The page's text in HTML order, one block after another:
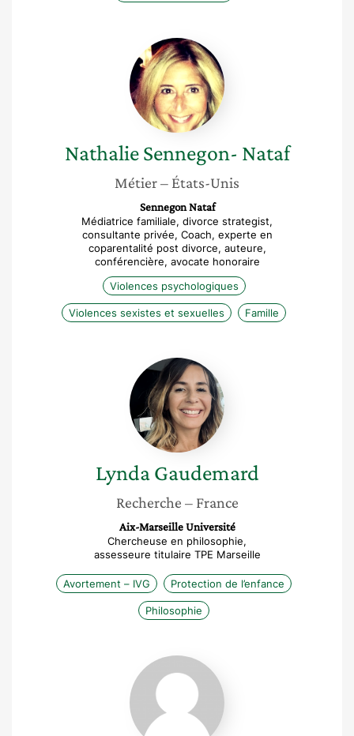
Nathalie
Sennegon-
Nataf
Nathalie Sennegon- Nataf
Métier– États-Unis
Sennegon Nataf
Médiatrice familiale, divorce strategist,
consultante privée, Coach, experte en
coparentalité post divorce, auteure,
conférencière, avocate honoraire
Violences psychologiques
Violences sexistes et sexuelles Famille
Lynda
Gaudemard
Lynda Gaudemard
Recherche – France
Aix-Marseille Université
Chercheuse en philosophie,
assesseure titulaire TPE Marseille
Avortement – IVG Protection de l’enfance
Philosophie
Marlène
Frich